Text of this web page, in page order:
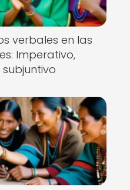
verbales en las
Imperativo,